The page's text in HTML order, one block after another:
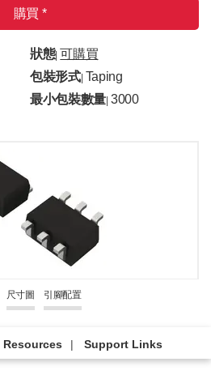
購買 *
狀態| 可購買
包裝形式| Taping
最小包裝數量 |3000
尺寸圖 引腳配置
Resources Support Links